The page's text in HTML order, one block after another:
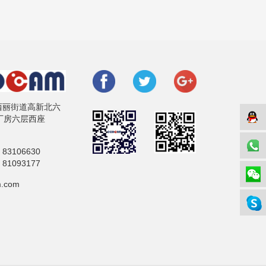
街道高新北六
房六层西座
83106630
81093177